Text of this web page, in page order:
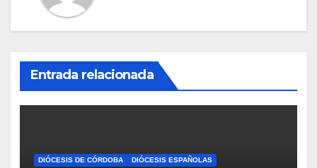
Entrada relacionada
DIÓCESIS DE CÓRDOBA DIÓCESIS ESPAÑOLAS